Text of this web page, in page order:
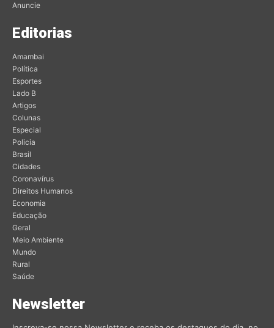
Anuncie
Editorias
Amambai
Política
Esportes
Lado B
Artigos
Colunas
Especial
Policia
Brasil
Cidades
Coronavírus
Direitos Humanos
Economia
Educação
Geral
Meio Ambiente
Mundo
Rural
Saúde
Newsletter